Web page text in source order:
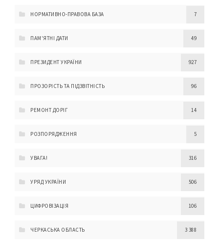
НОРМАТИВНО-ПРАВОВА БАЗА 7
ПАМ'ЯТНІ ДАТИ 49
ПРЕЗИДЕНТ УКРАЇНИ 927
ПРОЗОРІСТЬ ТА ПІДЗВІТНІСТЬ 96
РЕМОНТ ДОРІГ 14
РОЗПОРЯДЖЕННЯ 5
УВАГА! 316
УРЯД УКРАЇНИ 506
ЦИФРОВІЗАЦІЯ 106
ЧЕРКАСЬКА ОБЛАСТЬ 3 388